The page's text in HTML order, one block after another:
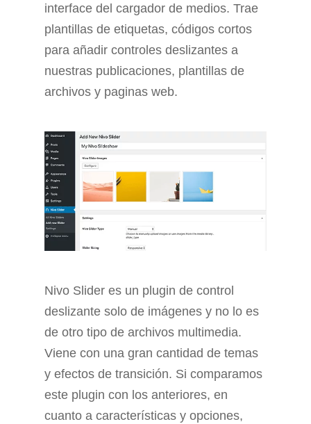
interface del cargador de medios. Trae
plantillas de etiquetas, códigos cortos
para añadir controles deslizantes a
nuestras publicaciones, plantillas de
archivos y paginas web.
Nivo Slider es un plugin de control
deslizante solo de imágenes y no lo es
de otro tipo de archivos multimedia.
Viene con una gran cantidad de temas
y efectos de transición. Si comparamos
este plugin con los anteriores, en
cuanto a características y opciones,